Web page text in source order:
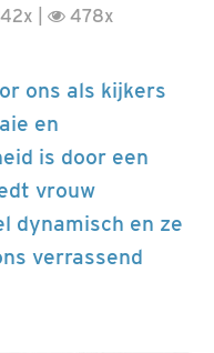
| 478x
ons als kijkers
en
is door een
vrouw
dynamisch en ze
verrassend